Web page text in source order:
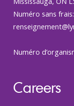
Numéro sans
Numéro
Careers